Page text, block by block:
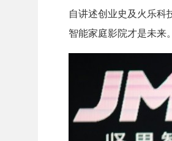
自讲述创业史及火乐科
智能家庭影院才是未来。